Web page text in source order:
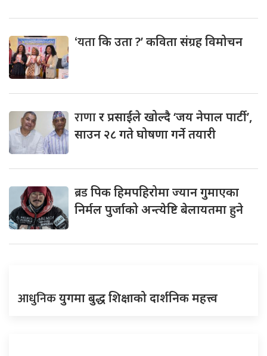
‘यताकि उता ?’ कविता संग्रह विमोचन
राणार प्रसाईंले खोल्दै ‘जय नेपाल पार्टी’,
साउन २८ गते घोषणा गर्ने तयारी
ब्रडपिक हिमपहिरोमा ज्यान गुमाएका
निर्मल पुर्जाको अन्त्येष्टि बेलायतमा हुने
आधुनिकयुगमा बुद्ध शिक्षाको दार्शनिक महत्त्व